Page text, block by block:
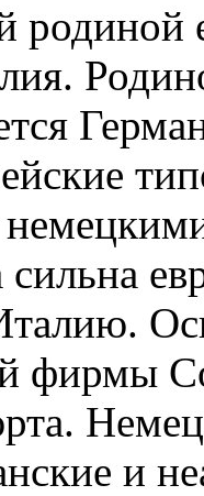
родиной
фирмы
и